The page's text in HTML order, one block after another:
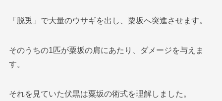
「脱兎」で大量のウサギを出し、粟坂へ突進させます。
そのうちの1匹が粟坂の肩にあたり、ダメージを与えま
す。
それを見ていた伏黒は粟坂の術式を理解しました。